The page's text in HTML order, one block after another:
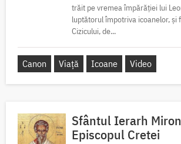
trăit pe vremea împărăției lui
luptătorul împotriva icoanelor, și
Cizicului, de...
Canon Viață Icoane Video
Sfântul Ierarh
Episcopul Cretei